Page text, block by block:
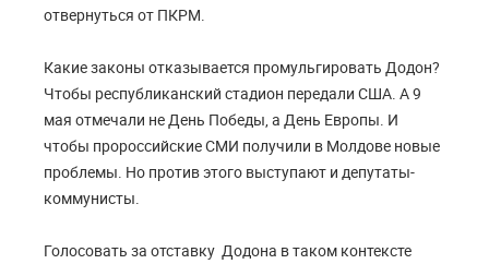
отвернуться от ПКРМ.
Какие законы отказывается промульгировать Додон?
Чтобы республиканский стадион передали США. А 9
мая отмечали не День Победы, а День Европы. И
чтобы пророссийские СМИ получили в Молдове новые
проблемы. Но против этого выступают и депутаты-
коммунисты.
Голосовать за отставку Додона в таком контексте